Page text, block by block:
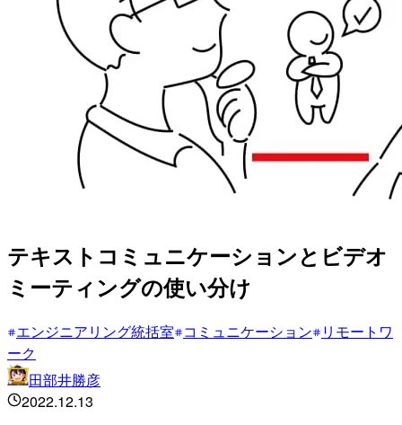
テキストコミュニケーションとビデオ
ミーティングの使い分け
エンジニアリング統括室 コミュニケーション
リモートワ
ーク
田部井勝彦
2022.12.13